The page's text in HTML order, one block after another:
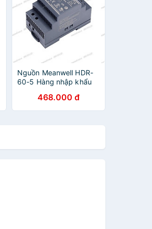
Nguồn Meanwell HDR-
60-5 Hàng nhập khẩu
468.000 đ